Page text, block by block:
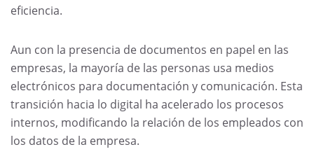
eficiencia.
Aun con la presencia de documentos en papel en las
empresas, la mayoría de las personas usa medios
electrónicos para documentación y comunicación. Esta
transición hacia lo digital ha acelerado los procesos
internos, modificando la relación de los empleados con
los datos de la empresa.